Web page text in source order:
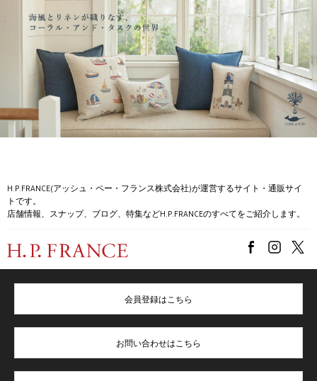
H.P.FRANCE(アッシュ・ペー・フランス株式会社)が運営するサイト・通販サイ
トです。
店舗情報、スナップ、ブログ、特集などH.P.FRANCEのすべてをご紹介します。
会員登録はこちら
お問い合わせはこちら